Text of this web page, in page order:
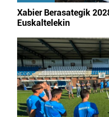
Xabier Berasategik
Euskaltelekin